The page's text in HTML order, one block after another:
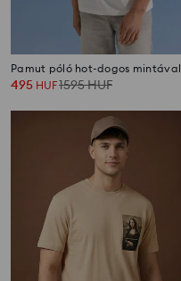
Pamut póló hot-dogos mintával
495 HUF1595HUF